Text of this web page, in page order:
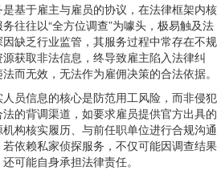
基于雇主与雇员的协议，在法律框架内核
往往以“全方位调查”为噱头，极易触及法
缺乏行业监管，其服务过程中常存在不规
获取非法信息，终导致雇主陷入法律纠
而无效，无法作为雇佣决策的合法依据。
员信息的核心是防范用工风险，而非侵犯
的背调渠道，如要求雇员提供官方出具的
构核实履历、与前任职单位进行合规沟通
依赖私家侦探服务，不仅可能因调查结果
可能自身承担法律责任。